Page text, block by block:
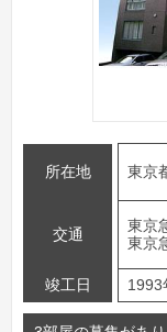
所在地 東京
交通
東京
東京
竣工日 1993